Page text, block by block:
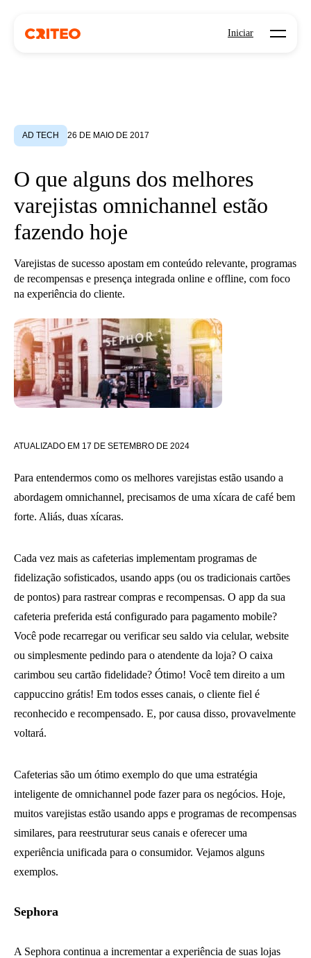
Iniciar Open
AD TECH 26 DE MAIO DE 2017
O que alguns dos melhores
varejistas omnichannel estão
fazendo hoje
Varejistas de sucesso apostam em conteúdo relevante, programas
de recompensas e presença integrada online e offline, com foco
na experiência do cliente.
ATUALIZADO EM 17 DE SETEMBRO DE 2024
Para entendermos como os melhores varejistas estão usando a
abordagem omnichannel, precisamos de uma xícara de café bem
forte. Aliás, duas xícaras.
Cada vez mais as cafeterias implementam programas de
fidelização sofisticados, usando apps (ou os tradicionais cartões
de pontos) para rastrear compras e recompensas. O app da sua
cafeteria preferida está configurado para pagamento mobile?
Você pode recarregar ou verificar seu saldo via celular, website
ou simplesmente pedindo para o atendente da loja? O caixa
carimbou seu cartão fidelidade? Ótimo! Você tem direito a um
cappuccino grátis! Em todos esses canais, o cliente fiel é
reconhecido e recompensado. E, por causa disso, provavelmente
voltará.
Cafeterias são um ótimo exemplo do que uma estratégia
inteligente de omnichannel pode fazer para os negócios. Hoje,
muitos varejistas estão usando apps e programas de recompensas
similares, para reestruturar seus canais e oferecer uma
experiência unificada para o consumidor. Vejamos alguns
exemplos.
Sephora
A Sephora continua a incrementar a experiência de suas lojas